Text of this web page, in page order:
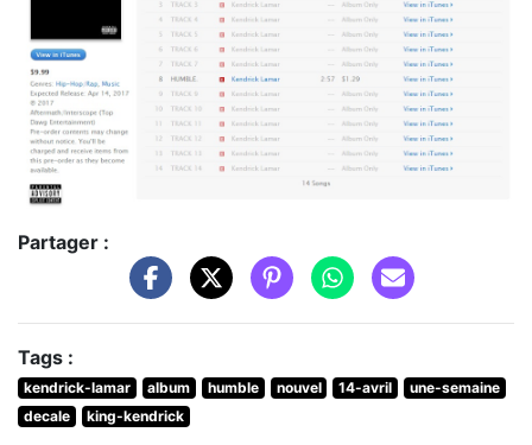
Partager :
Tags :
kendrick-lamar album humble nouvel 14-avril
une-semaine
decale
king-kendrick